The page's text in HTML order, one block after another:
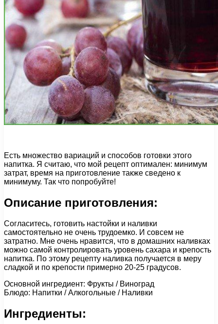
Есть множество вариаций и способов готовки этого
напитка. Я считаю, что мой рецепт оптимален: минимум
затрат, время на приготовление также сведено к
минимуму. Так что попробуйте!
Описание приготовления:
Согласитесь, готовить настойки и наливки
самостоятельно не очень трудоемко. И совсем не
затратно. Мне очень нравится, что в домашних наливках
можно самой контролировать уровень сахара и крепость
напитка. По этому рецепту наливка получается в меру
сладкой и по крепости примерно 20-25 градусов.
Основной ингредиент: Фрукты / Виноград
Блюдо: Напитки / Алкогольные / Наливки
Ингредиенты: